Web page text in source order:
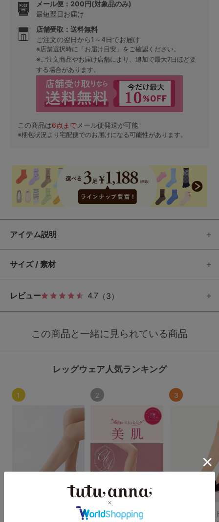
メール便：200円(対象品のみ)
最短翌日お届け
店舗受取：送料無料
ご注文の翌日から1～4日でお届け
※店舗選択時に「お届け目安」をご確認ください。
※ご注文商品やお届け店舗により、追加で最大7日ほど要
する場合があります。
この商品は6点まで メール便発送が可能
※梱包状況より宅配便でのお届けになる可能性があります。
アイテム説明
サイズ / 素材
レビュー 4.7 （3）
この商品と一緒に見られている商品
レッグウェア人気ランキング
1 2
[感動のストッキング・
3
[着圧]感動のス